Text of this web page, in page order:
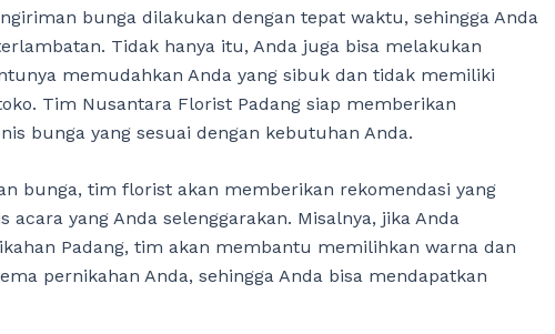
bunga dilakukan dengan tepat waktu, sehingga Anda
Tidak hanya itu, Anda juga bisa melakukan
memudahkan Anda yang sibuk dan tidak memiliki
Tim Nusantara Florist Padang siap memberikan
bunga yang sesuai dengan kebutuhan Anda.
bunga, tim florist akan memberikan rekomendasi yang
yang Anda selenggarakan. Misalnya, jika Anda
Padang, tim akan membantu memilihkan warna dan
pernikahan Anda, sehingga Anda bisa mendapatkan